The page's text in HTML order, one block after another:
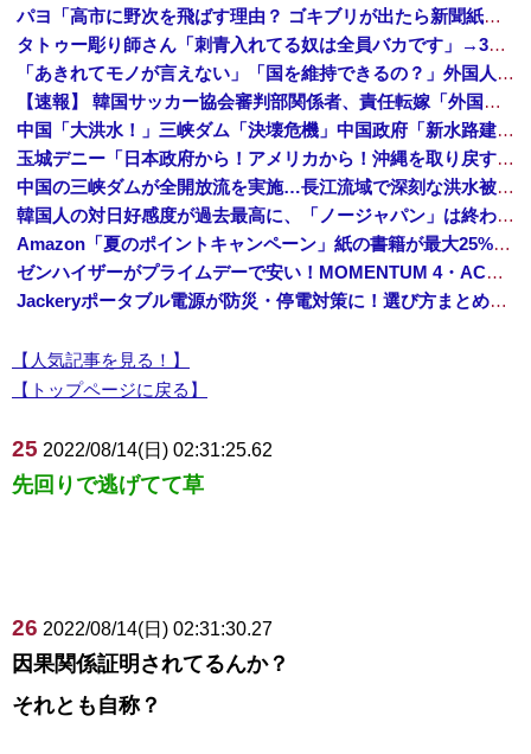
パヨ「高市に野次を飛ばす理由？ ゴキブリが出たら新聞紙で叩くでしょ。それと同じで、人として当然の行動」
タトゥー彫り師さん「刺青入れてる奴は全員バカです」→30万再生ｗｗｗｗｗｗ
「あきれてモノが言えない」「国を維持できるの？」外国人の永住許可要件の厳格化で在日中国人の本音は？
【速報】 韓国サッカー協会審判部関係者、責任転嫁「外国人審判たちが先にマッサージを望んだ」
中国「大洪水！」三峡ダム「決壊危機」中国政府「新水路建設！（三峡新水路」現場職員「内部情報公開！（失踪」湖南省「三峡放流情報（画像」台風13号「三峡接近」→
玉城デニー「日本政府から！アメリカから！沖縄を取り戻す！」
中国の三峡ダムが全開放流を実施…長江流域で深刻な洪水被害！
韓国人の対日好感度が過去最高に、「ノージャパン」は終わった？＝ネット「中国より100倍いい」
Amazon「夏のポイントキャンペーン」紙の書籍が最大25%ポイント還元 対象と条件を整理（2026年7月）
ゼンハイザーがプライムデーで安い！MOMENTUM 4・ACCENTUMなど対象モデルまとめ！
Jackeryポータブル電源が防災・停電対策に！選び方まとめ【プライムデー最終日】
【人気記事を見る！】
【トップページに戻る】
25 2022/08/14(日) 02:31:25.62
先回りで逃げてて草
26 2022/08/14(日) 02:31:30.27
因果関係証明されてるんか？
それとも自称？